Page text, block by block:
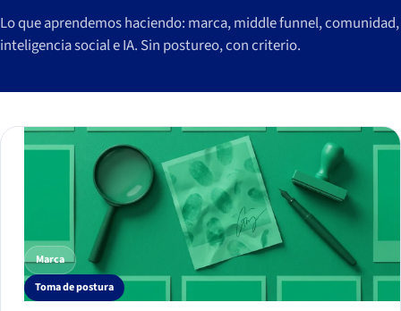
Lo que aprendemos haciendo: marca, middle funnel, comunidad,
inteligencia social e IA. Sin postureo, con criterio.
Marca
Toma de postura